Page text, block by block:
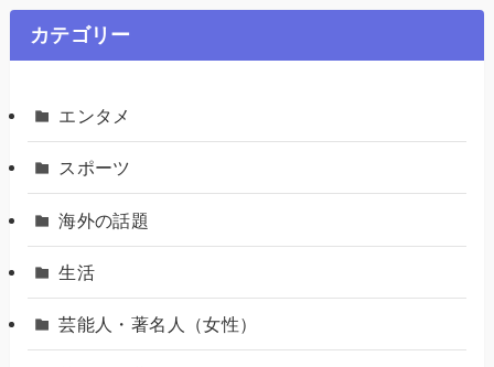
カテゴリー
エンタメ
スポーツ
海外の話題
生活
芸能人・著名人（女性）